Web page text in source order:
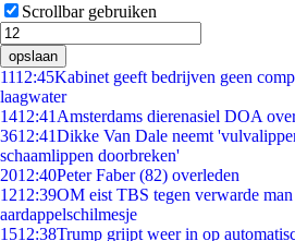
Scrollbar gebruiken
opslaan
1112:45Kabinet geeft bedrijven geen
laagwater
1412:41 Amsterdams dierenasiel DOA
3612:41Dikke Van Dale neemt
schaamlippen doorbreken'
2012:40Peter Faber (82) overleden
1212:39OM eist TBS tegen verwarde
aardappelschilmesje
1512:38Trump grijpt weer in op